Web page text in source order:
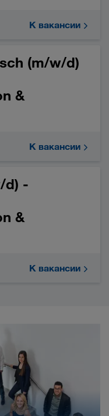
К вакансии
(m/w/d)
&
К вакансии
d) -
&
К вакансии